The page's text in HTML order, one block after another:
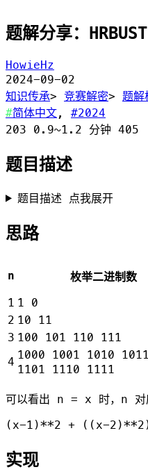
题解分享：
HowieHz
2024-09-02
知识传承> 竞赛解密> 题解
简体中文,
2024
203 0.9~1.2 分钟 405
题目描述
题目描述 点我展开
思路
n 枚举二进制数
1 1 0
2 10 11
3 100 101 110 111
4 1000 1001 1010
1101 1110 1111
可以看出 n = x 时，n 对
实现